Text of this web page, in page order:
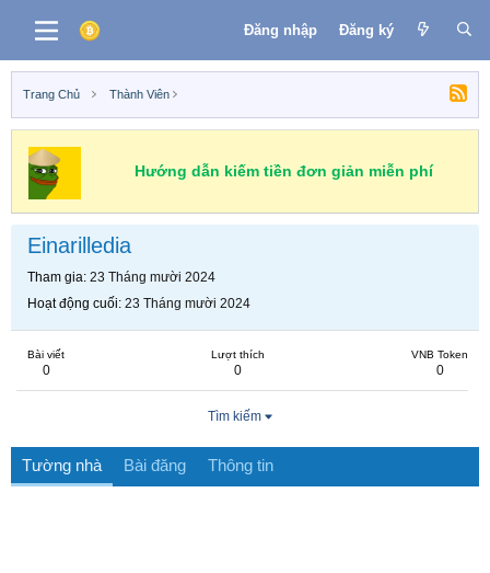
Đăng nhập Đăng ký
Trang Chủ Thành Viên
Hướng dẫn kiếm tiền đơn giản miễn phí
Einarilledia
Tham gia 23 Tháng mười 2024
Hoạt động cuối 23 Tháng mười 2024
Bài viết
0
Lượt thích
0
VNB Token
0
Tìm kiếm
Tường nhà Bài đăng Thông tin